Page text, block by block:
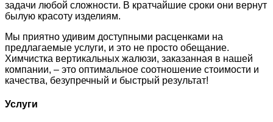
задачи любой сложности. В кратчайшие сроки они вернут
былую красоту изделиям.
Мы приятно удивим доступными расценками на
предлагаемые услуги, и это не просто обещание.
Химчистка вертикальных жалюзи, заказанная в нашей
компании, – это оптимальное соотношение стоимости и
качества, безупречный и быстрый результат!
Услуги